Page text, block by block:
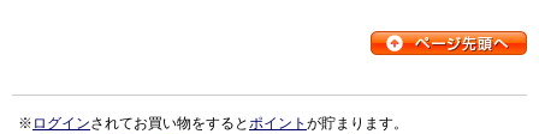
※ ログインされてお買い物をするとポイント が貯まります。